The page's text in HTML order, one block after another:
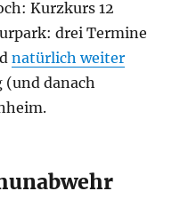
Kurzkurs 12
drei Termine
natürlich weiter
(und danach